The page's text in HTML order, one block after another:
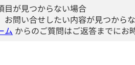
が見つからない場合
問い合せしたい内容が見つから
ム からのご質問はご返答までにお